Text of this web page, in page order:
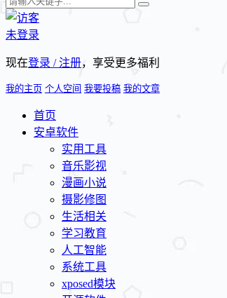
未登录
现在登录 / 注册，享受更多福利
我的主页 个人空间 我要投稿 我的文章
首页
安卓软件
实用工具
音乐影视
漫画小说
摄影修图
生活相关
学习教育
人工智能
系统工具
xposed模块